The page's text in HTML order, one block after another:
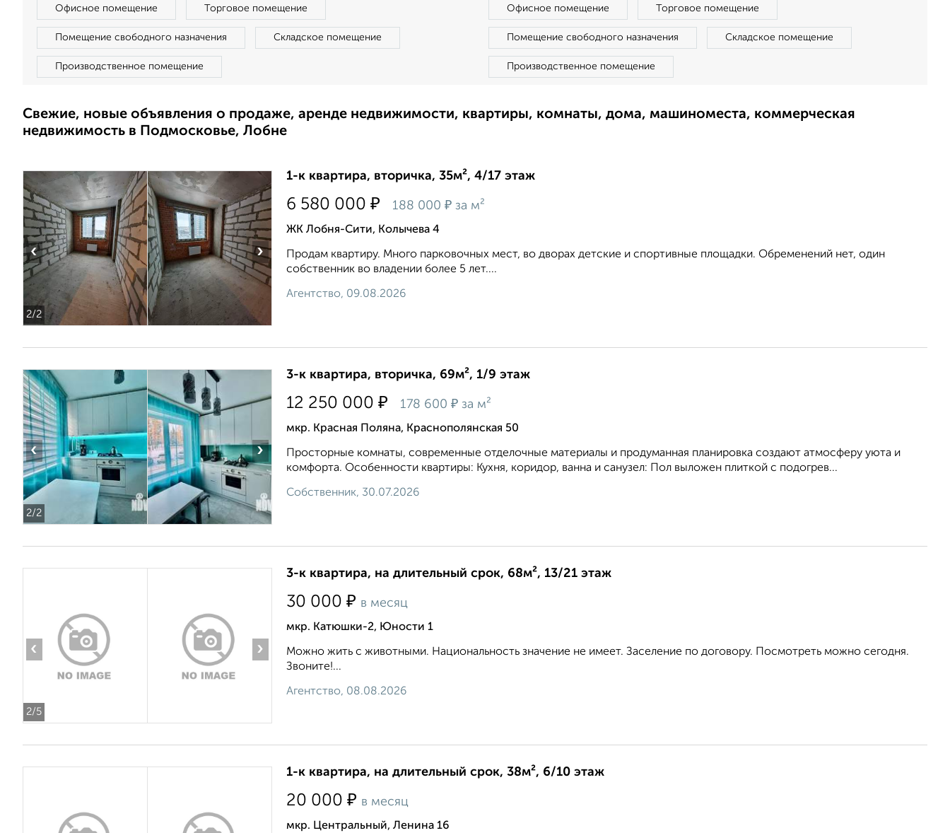
Офисное помещение Торговое помещение
Помещение свободного назначения Складское помещение
Производственное помещение
Офисное помещение Торговое помещение
Помещение свободного назначения Складское помещение
Производственное помещение
Свежие, новые объявления о продаже, аренде недвижимости, квартиры, комнаты, дома, машиноместа, коммерческая
недвижимость в Подмосковье, Лобне
2/2
‹ ›
1-к квартира, вторичка, 35м², 4/17 этаж
6 580 000 ₽ 188 000 ₽ за м²
ЖК Лобня-Сити, Колычева 4
Продам квартиру. Много парковочных мест, во дворах детские и спортивные площадки. Обременений нет, один
собственник во владении более 5 лет....
Агентство, 09.08.2026
2/2
‹ ›
3-к квартира, вторичка, 69м², 1/9 этаж
12 250 000 ₽ 178 600 ₽ за м²
мкр. Красная Поляна, Краснополянская 50
Просторные комнаты, современные отделочные материалы и продуманная планировка создают атмосферу уюта и
комфорта. Особенности квартиры: Кухня, коридор, ванна и санузел: Пол выложен плиткой с подогрев...
Собственник, 30.07.2026
2/5
‹ ›
3-к квартира, на длительный срок, 68м², 13/21 этаж
30 000 ₽ в месяц
мкр. Катюшки-2, Юности 1
Можно жить с животными. Национальность значение не имеет. Заселение по договору. Посмотреть можно сегодня.
Звоните!...
Агентство, 08.08.2026
1-к квартира, на длительный срок, 38м², 6/10 этаж
20 000 ₽ в месяц
мкр. Центральный, Ленина 16